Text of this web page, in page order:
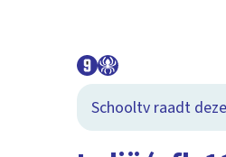
Schooltv raadt